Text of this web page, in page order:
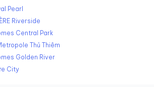
Pearl
Riverside
Central Park
Thủ Thiêm
Golden River
City